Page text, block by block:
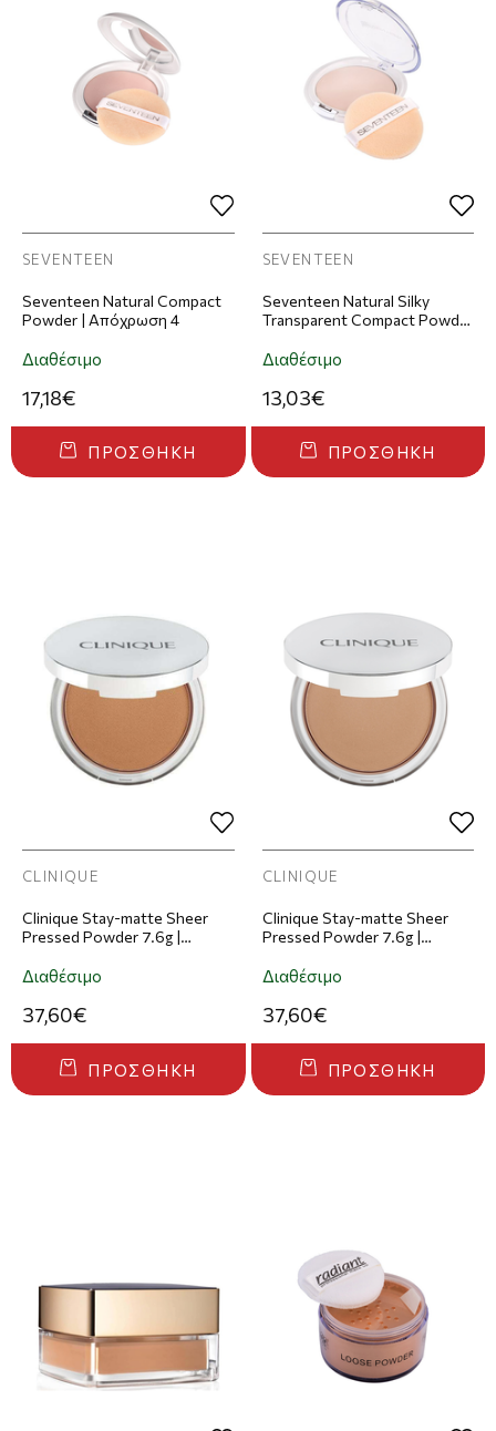
SEVENTEEN
Seventeen Natural Compact
Powder | Απόχρωση 4
Διαθέσιμο
17,18€
ΠΡΟΣΘΉΚΗ
SEVENTEEN
Seventeen Natural Silky
Transparent Compact Powder
Διαθέσιμο
13,03€
ΠΡΟΣΘΉΚΗ
CLINIQUE
Clinique Stay-matte Sheer
Pressed Powder 7.6g |
Διαθέσιμο
37,60€
ΠΡΟΣΘΉΚΗ
CLINIQUE
Clinique Stay-matte Sheer
Pressed Powder 7.6g |
Διαθέσιμο
37,60€
ΠΡΟΣΘΉΚΗ